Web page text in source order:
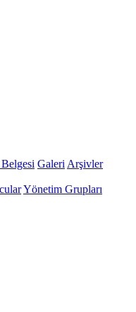
Galeri Arşivler
Yönetim Grupları